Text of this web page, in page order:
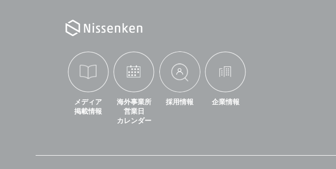
メディア
掲載情報
海外事業所
営業日
カレンダー
採用情報 企業情報